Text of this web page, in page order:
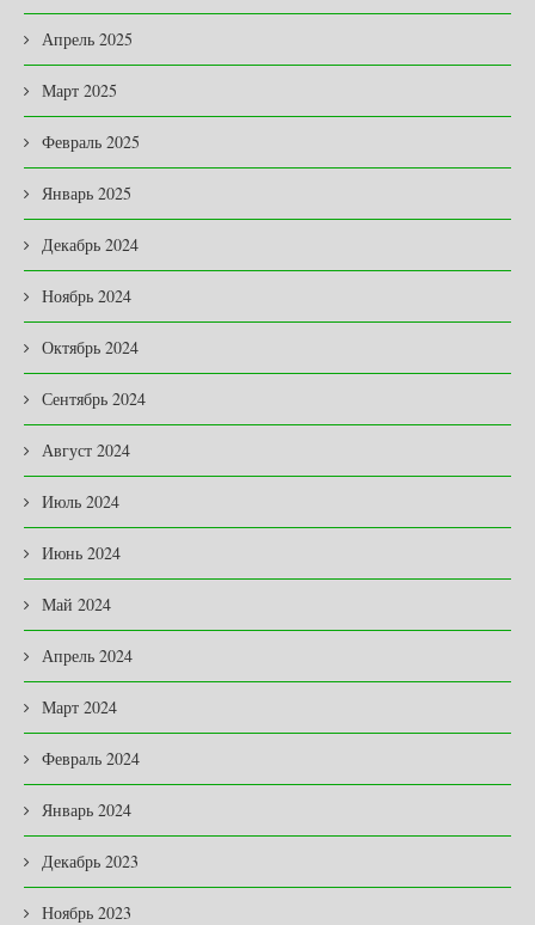
Апрель 2025
Март 2025
Февраль 2025
Январь 2025
Декабрь 2024
Ноябрь 2024
Октябрь 2024
Сентябрь 2024
Август 2024
Июль 2024
Июнь 2024
Май 2024
Апрель 2024
Март 2024
Февраль 2024
Январь 2024
Декабрь 2023
Ноябрь 2023